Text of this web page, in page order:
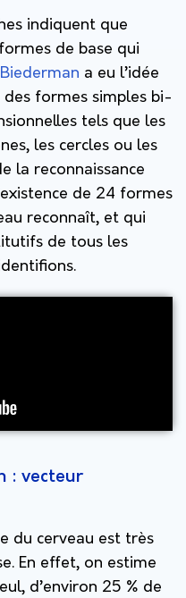
indiquent que
de base qui
a eu l’idée
formes simples bi-
tels que les
les cercles ou les
la reconnaissance
de 24 formes
reconnaît, et qui
de tous les
: vecteur
du cerveau est très
En effet, on estime
d’environ 25 % de